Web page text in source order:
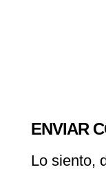
ENVIAR
Lo siento,